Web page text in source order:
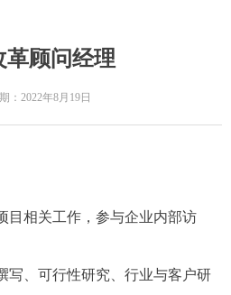
革顾问经理
目相关工作，参与企业内部访
写、可行性研究、行业与客户研
： 2022年8月19日